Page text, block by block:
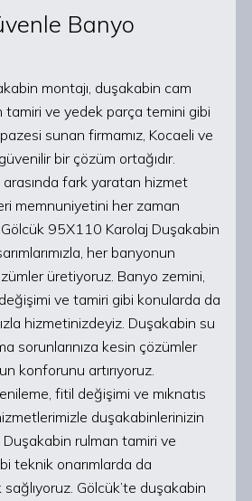
Banyo
montajı, duşakabin cam
tamiri ve yedek parça temini gibi
sunan firmamız, Kocaeli ve
bir çözüm ortağıdır.
arasında fark yaratan hizmet
memnuniyetini her zaman
95X110 Karolaj Duşakabin
her banyonun
üretiyoruz. Banyo zemini,
ve tamiri gibi konularda da
hizmetinizdeyiz. Duşakabin su
sorunlarınıza kesin çözümler
konforunu artırıyoruz.
fitil değişimi ve mıknatıs
duşakabinlerinizin
Duşakabin rulman tamiri ve
teknik onarımlarda da
Gölcük’te duşakabin